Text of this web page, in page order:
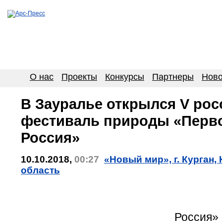
О нас Проекты Конкурсы Партнеры
В Зауралье открылся V
фестиваль природы
Россия»
10.10.2018, 00:27 «Новый мир», г. Курган,
область